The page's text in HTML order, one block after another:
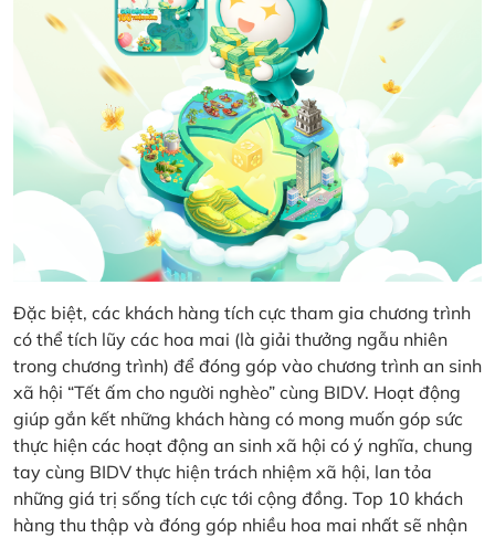
Đặc biệt, các khách hàng tích cực tham gia chương trình
có thể tích lũy các hoa mai (là giải thưởng ngẫu nhiên
trong chương trình) để đóng góp vào chương trình an sinh
xã hội “Tết ấm cho người nghèo” cùng BIDV. Hoạt động
giúp gắn kết những khách hàng có mong muốn góp sức
thực hiện các hoạt động an sinh xã hội có ý nghĩa, chung
tay cùng BIDV thực hiện trách nhiệm xã hội, lan tỏa
những giá trị sống tích cực tới cộng đồng. Top 10 khách
hàng thu thập và đóng góp nhiều hoa mai nhất sẽ nhận